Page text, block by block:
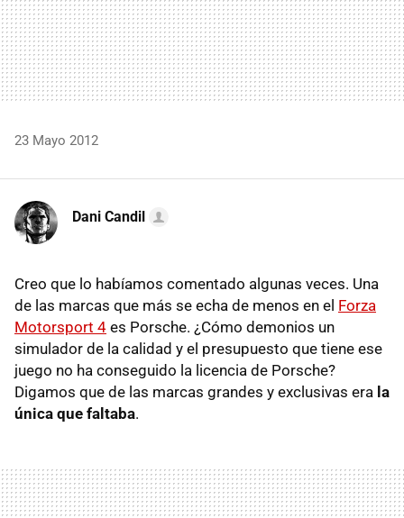
23 Mayo 2012
Dani Candil
Creo que lo habíamos comentado algunas veces. Una
de las marcas que más se echa de menos en el Forza
Motorsport 4 es Porsche. ¿Cómo demonios un
simulador de la calidad y el presupuesto que tiene ese
juego no ha conseguido la licencia de Porsche?
Digamos que de las marcas grandes y exclusivas era la
única que faltaba.